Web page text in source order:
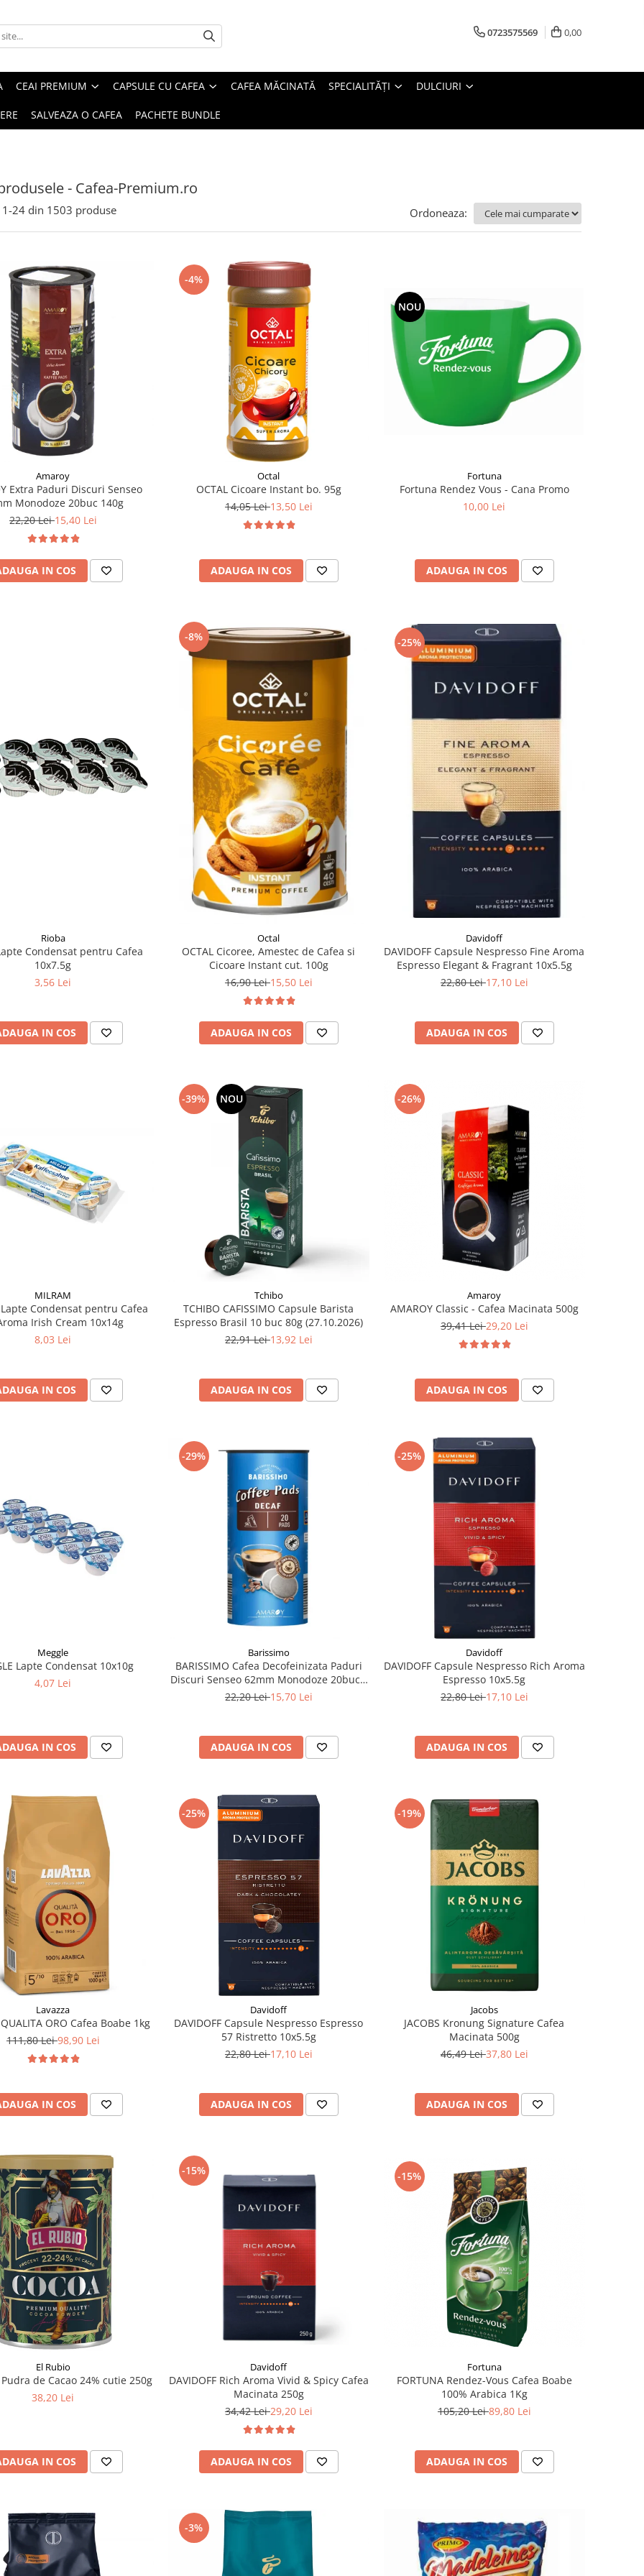
0723575569 0,00
CEAI PREMIUM CAPSULE CU CAFEA CAFEA MĂCINATĂ SPECIALITĂȚI DULCIURI
SALVEAZA O CAFEA PACHETE BUNDLE
- Cafea-Premium.ro
1-24 din 1503 produse Ordoneaza:
Amaroy
Extra Paduri Discuri Senseo
Monodoze 20buc 140g
22,20 Lei15,40 Lei
IN COS
-4%
Octal
OCTAL Cicoare Instant bo. 95g
14,05 Lei13,50 Lei
ADAUGA IN COS
NOU
Fortuna
Fortuna Rendez Vous - Cana Promo
10,00 Lei
ADAUGA IN COS
Rioba
Condensat pentru Cafea
10x7.5g
3,56 Lei
IN COS
-8%
Octal
OCTAL Cicoree, Amestec de Cafea si
Cicoare Instant cut. 100g
16,90 Lei15,50 Lei
ADAUGA IN COS
-25%
Davidoff
DAVIDOFF Capsule Nespresso Fine Aroma
Espresso Elegant & Fragrant 10x5.5g
22,80 Lei17,10 Lei
ADAUGA IN COS
MILRAM
Condensat pentru Cafea
Irish Cream 10x14g
8,03 Lei
IN COS
-39% NOU
Tchibo
TCHIBO CAFISSIMO Capsule Barista
Espresso Brasil 10 buc 80g (27.10.2026)
22,91 Lei13,92 Lei
ADAUGA IN COS
-26%
Amaroy
AMAROY Classic - Cafea Macinata 500g
39,41 Lei29,20 Lei
ADAUGA IN COS
Meggle
Lapte Condensat 10x10g
4,07 Lei
IN COS
-29%
Barissimo
BARISSIMO Cafea Decofeinizata Paduri
Discuri Senseo 62mm Monodoze 20buc -
140g
22,20 Lei15,70 Lei
ADAUGA IN COS
-25%
Davidoff
DAVIDOFF Capsule Nespresso Rich Aroma
Espresso 10x5.5g
22,80 Lei17,10 Lei
ADAUGA IN COS
Lavazza
QUALITA ORO Cafea Boabe 1kg
111,80 Lei98,90 Lei
IN COS
-25%
Davidoff
DAVIDOFF Capsule Nespresso Espresso
57 Ristretto 10x5.5g
22,80 Lei17,10 Lei
ADAUGA IN COS
-19%
Jacobs
JACOBS Kronung Signature Cafea
Macinata 500g
46,49 Lei37,80 Lei
ADAUGA IN COS
El Rubio
Pudra de Cacao 24% cutie 250g
38,20 Lei
IN COS
-15%
Davidoff
DAVIDOFF Rich Aroma Vivid & Spicy Cafea
Macinata 250g
34,42 Lei29,20 Lei
ADAUGA IN COS
-15%
Fortuna
FORTUNA Rendez-Vous Cafea Boabe
100% Arabica 1Kg
105,20 Lei89,80 Lei
ADAUGA IN COS
-3%